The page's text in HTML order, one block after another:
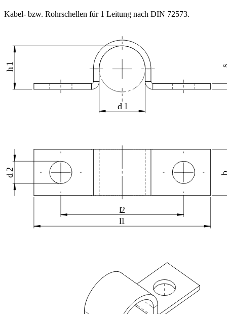
Kabel- bzw. Rohrschellen für 1 Leitung nach DIN 72573.